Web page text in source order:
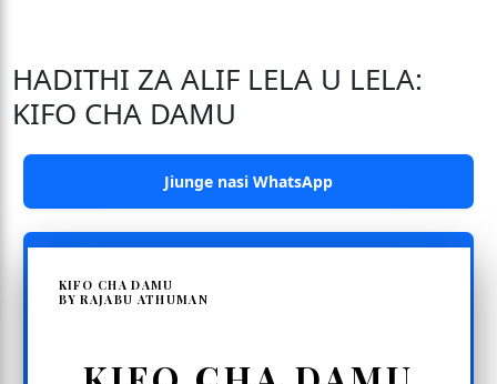
HADITHI ZA ALIF LELA U LELA:
KIFO CHA DAMU
Jiunge nasi WhatsApp
KIFO CHA DAMU
BY RAJABU ATHUMAN